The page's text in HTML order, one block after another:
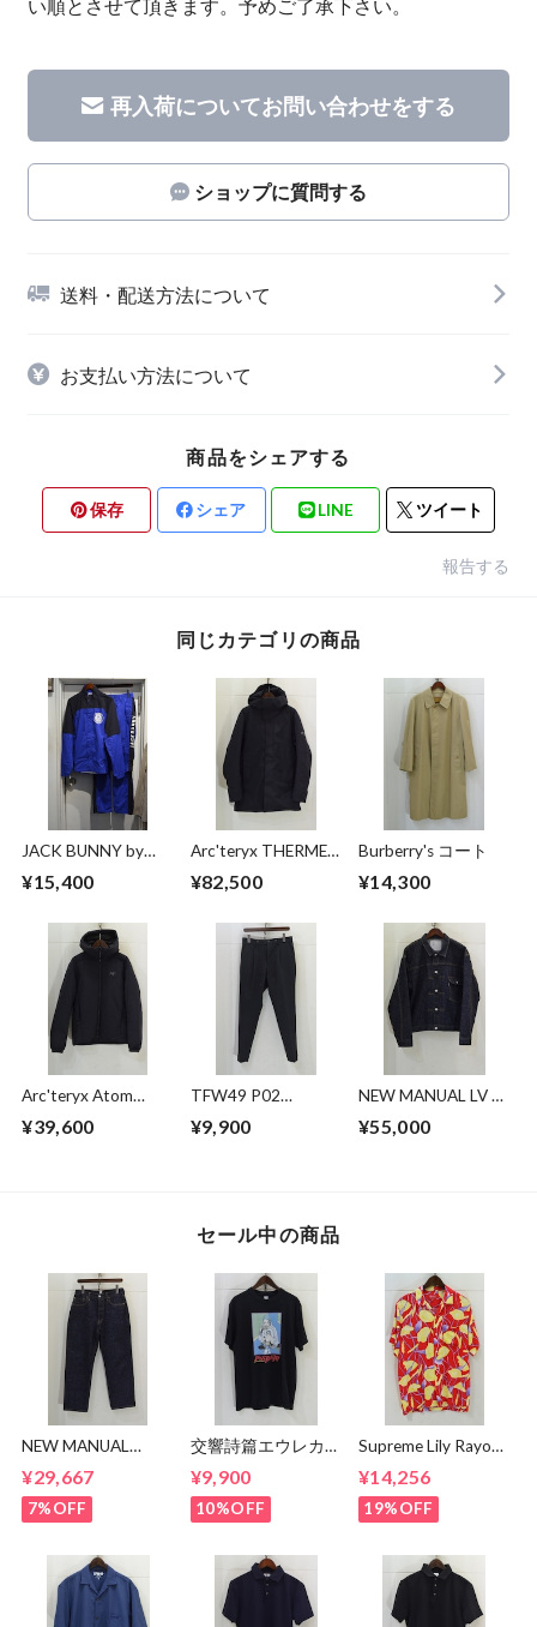
い順とさせて頂きます。予めご了承下さい。
再入荷についてお問い合わせをする
ショップに質問する
送料・配送方法について
お支払い方法について
商品をシェアする
保存 シェア LINE ツイート
報告する
同じカテゴリの商品
JACK BUNNY by
ップ付き セットア
¥15,400
Arc'teryx THERME
¥82,500
Burberry's コート
¥14,300
Arc'teryx Atom
¥39,600
TFW49 P02
¥9,900
NEW MANUAL LV T-
JACKET
¥55,000
セール中の商品
NEW MANUAL
JEANS
¥29,667
7%OFF
交響詩篇エウレカセ
MOSH
MISFITS"EUREKA"
TEE
¥9,900
10%OFF
Supreme Lily Rayon
¥14,256
19%OFF